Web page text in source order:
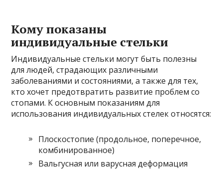
Кому показаны
индивидуальные стельки
Индивидуальные стельки могут быть полезны
для людей, страдающих различными
заболеваниями и состояниями, а также для тех,
кто хочет предотвратить развитие проблем со
стопами. К основным показаниям для
использования индивидуальных стелек относятся:
Плоскостопие (продольное, поперечное,
комбинированное)
Вальгусная или варусная деформация